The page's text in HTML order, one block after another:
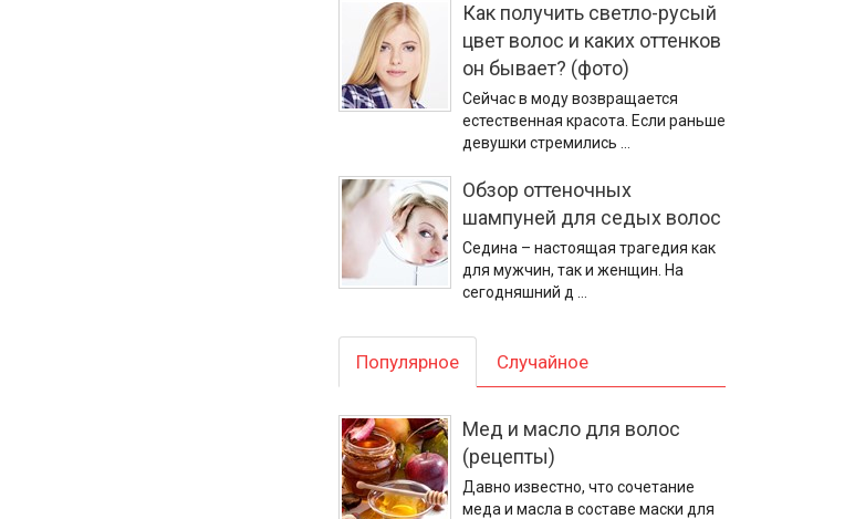
Как получить светло-русый
цвет волос и каких оттенков
он бывает? (фото)
Сейчас в моду возвращается
естественная красота. Если раньше
девушки стремились …
Обзор оттеночных
шампуней для седых волос
Седина – настоящая трагедия как
для мужчин, так и женщин. На
сегодняшний д …
Популярное Случайное
Мед и масло для волос
(рецепты)
Давно известно, что сочетание
меда и масла в составе маски для